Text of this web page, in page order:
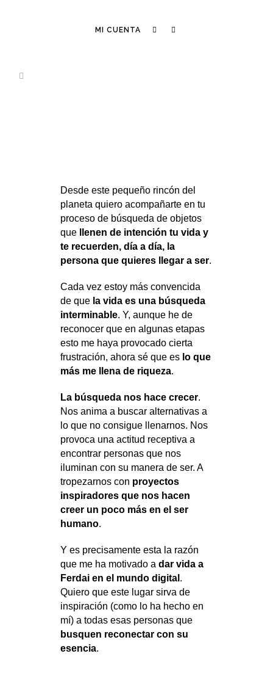
MI CUENTA
Desde este pequeño rincón del
planeta quiero acompañarte en tu
proceso de búsqueda de objetos
que
llenen de intención tu vida y
te recuerden, día a día, la
persona que quieres llegar a ser.
Cada vez estoy más convencida
de que la vida es una búsqueda
interminable. Y, aunque he de
reconocer que en algunas etapas
esto me haya provocado cierta
frustración, ahora sé que es lo que
más me llena de riqueza.
La búsqueda nos hace crecer.
Nos anima a buscar alternativas a
lo que no consigue llenarnos. Nos
provoca una actitud receptiva a
encontrar personas que nos
iluminan con su manera de ser. A
tropezarnos con proyectos
inspiradores que nos hacen
creer un poco más en el ser
humano.
Y es precisamente esta la razón
que me ha motivado a dar vida a
Ferdai en el mundo digital .
Quiero que este lugar sirva de
inspiración (como lo ha hecho en
mí) a todas esas personas que
busquen reconectar con su
esencia.